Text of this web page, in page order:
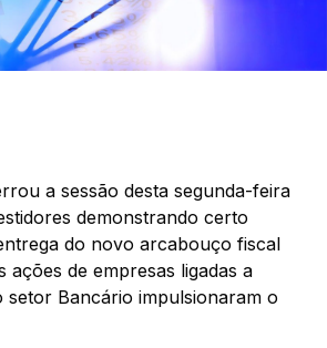
a sessão desta segunda-feira
demonstrando certo
do novo arcabouço fiscal
ações de empresas ligadas a
setor Bancário impulsionaram o